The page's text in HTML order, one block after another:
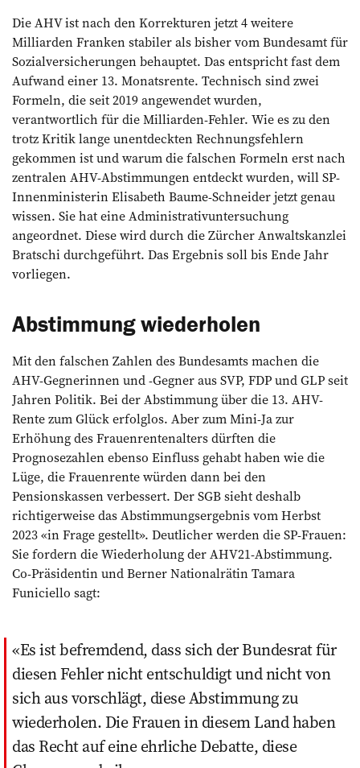
Die AHV ist nach den Korrekturen jetzt 4 weitere
Milliarden Franken stabiler als bisher vom Bundesamt für
Sozialversicherungen behauptet. Das entspricht fast dem
Aufwand einer 13. Monatsrente. Technisch sind zwei
Formeln, die seit 2019 angewendet wurden,
verantwortlich für die Milliarden-Fehler. Wie es zu den
trotz Kritik lange unentdeckten Rechnungsfehlern
gekommen ist und warum die falschen Formeln erst nach
zentralen AHV-Abstimmungen entdeckt wurden, will SP-
Innenministerin Elisabeth Baume-Schneider jetzt genau
wissen. Sie hat eine Administrativuntersuchung
angeordnet. Diese wird durch die Zürcher Anwaltskanzlei
Bratschi durchgeführt. Das Ergebnis soll bis Ende Jahr
vorliegen.
Abstimmung wiederholen
Mit den falschen Zahlen des Bundesamts machen die
AHV-Gegnerinnen und -Gegner aus SVP, FDP und GLP seit
Jahren Politik. Bei der Abstimmung über die 13. AHV-
Rente zum Glück erfolglos. Aber zum Mini-Ja zur
Erhöhung des Frauenrentenalters dürften die
Prognosezahlen ebenso Einfluss gehabt haben wie die
Lüge, die Frauenrente würden dann bei den
Pensionskassen verbessert. Der SGB sieht deshalb
richtigerweise das Abstimmungsergebnis vom Herbst
2023 «in Frage gestellt». Deutlicher werden die SP-Frauen:
Sie fordern die Wiederholung der AHV21-Abstimmung.
Co-Präsidentin und Berner Nationalrätin Tamara
Funiciello sagt:
Es ist befremdend, dass sich der Bundesrat für
diesen Fehler nicht entschuldigt und nicht von
sich aus vorschlägt, diese Abstimmung zu
wiederholen. Die Frauen in diesem Land haben
das Recht auf eine ehrliche Debatte, diese